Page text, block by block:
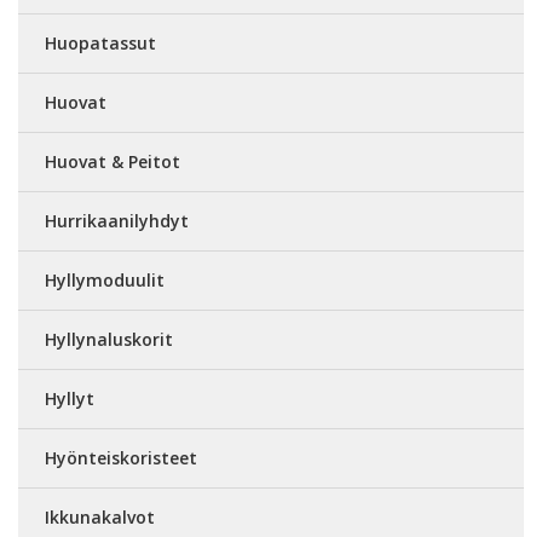
Huopatassut
Huovat
Huovat & Peitot
Hurrikaanilyhdyt
Hyllymoduulit
Hyllynaluskorit
Hyllyt
Hyönteiskoristeet
Ikkunakalvot